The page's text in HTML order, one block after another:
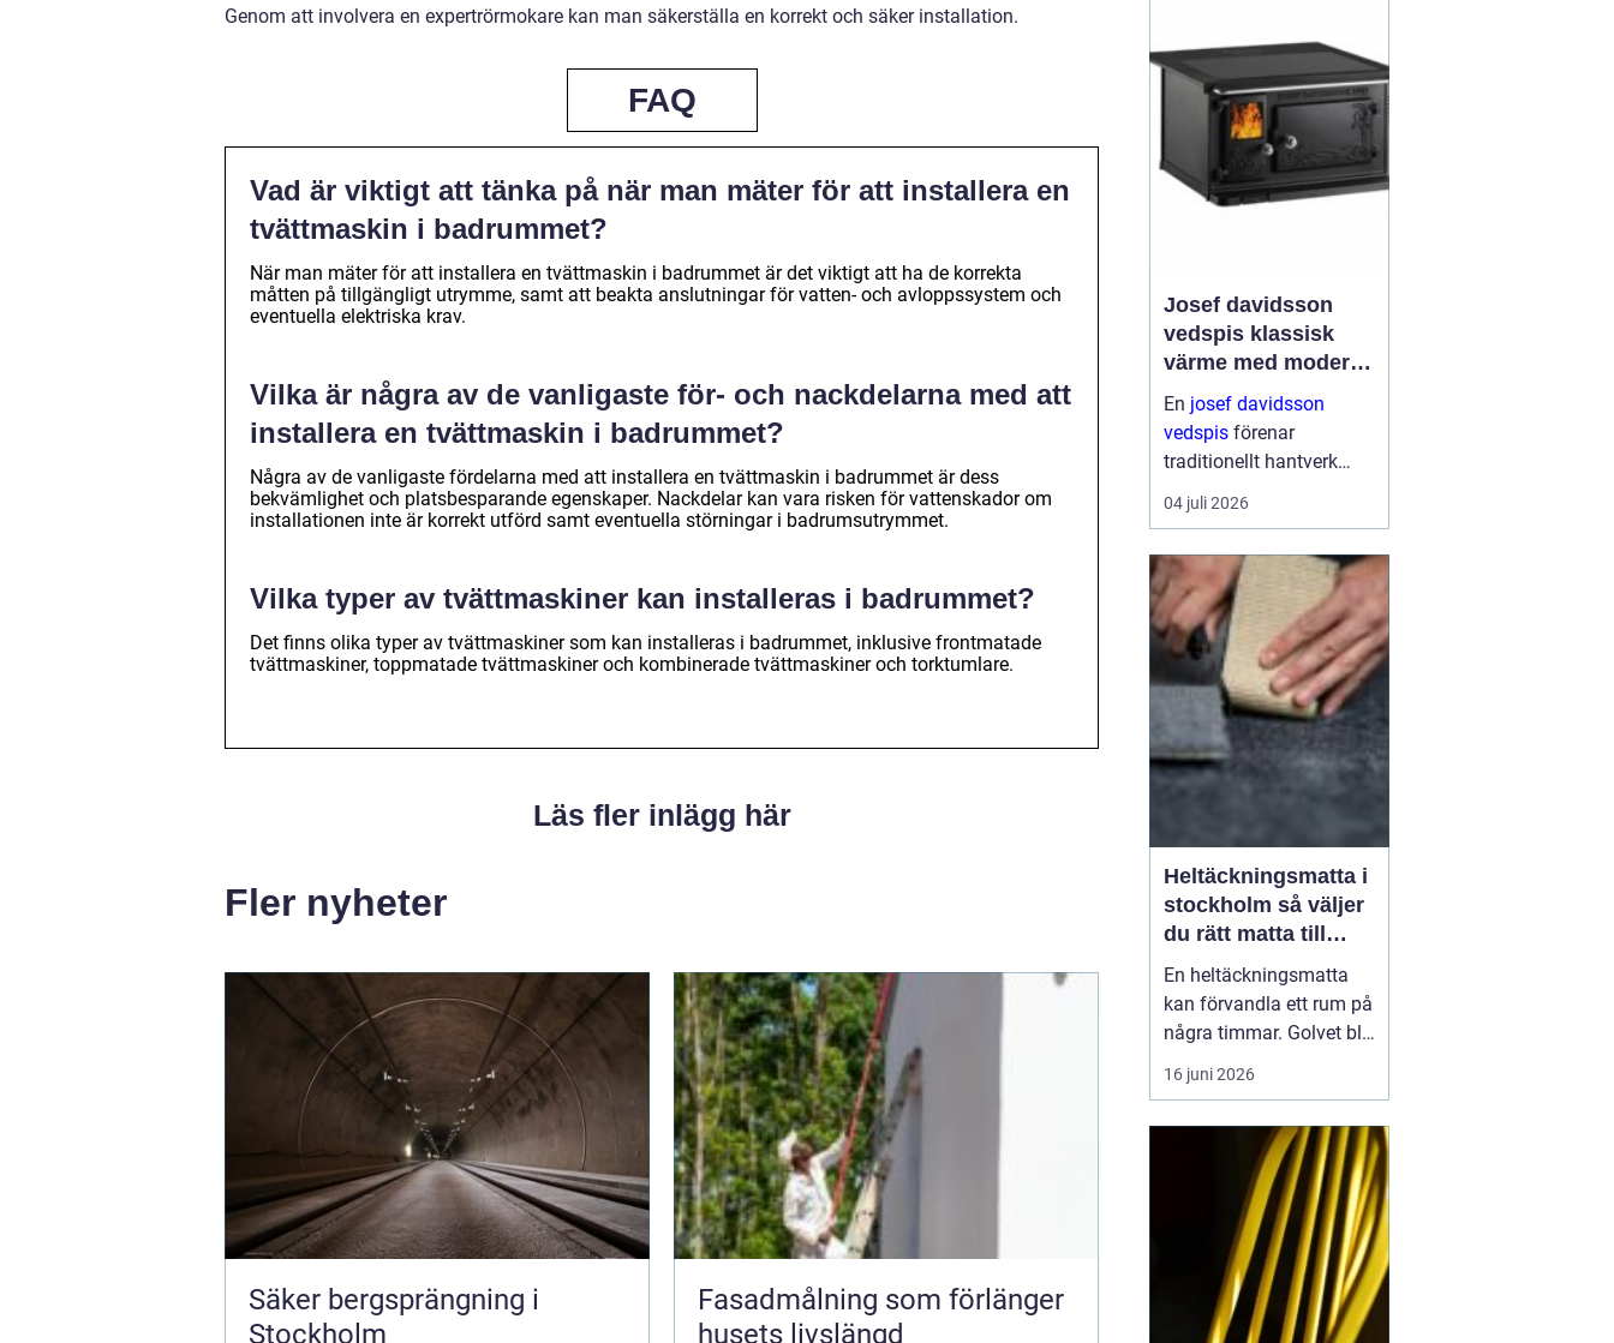
Genom att involvera en expertrörmokare kan man säkerställa en korrekt och säker installation.
FAQ
Vad är viktigt att tänka på när man mäter för att installera en
tvättmaskin i badrummet?
När man mäter för att installera en tvättmaskin i badrummet är det viktigt att ha de korrekta
måtten på tillgängligt utrymme, samt att beakta anslutningar för vatten- och avloppssystem och
eventuella elektriska krav.
Vilka är några av de vanligaste för- och nackdelarna med att
installera en tvättmaskin i badrummet?
Några av de vanligaste fördelarna med att installera en tvättmaskin i badrummet är dess
bekvämlighet och platsbesparande egenskaper. Nackdelar kan vara risken för vattenskador om
installationen inte är korrekt utförd samt eventuella störningar i badrumsutrymmet.
Vilka typer av tvättmaskiner kan installeras i badrummet?
Det finns olika typer av tvättmaskiner som kan installeras i badrummet, inklusive frontmatade
tvättmaskiner, toppmatade tvättmaskiner och kombinerade tvättmaskiner och torktumlare.
Läs fler inlägg här
Fler nyheter
Säker bergsprängning i
Stockholm
Fasadmålning som förlänger
husets livslängd
av stabila fundament
för...
Josef davidsson
vedspis klassisk
värme med modern
funktion
En josef davidsson
vedspis förenar
traditionellt hantverk
med dagens krav på
effektiv, trygg och
uppvärmning. Många
uppskattar känslan av
en levande eld i köket,...
04 juli 2026
Heltäckningsmatta i
stockholm så väljer
du rätt matta till
hem och kontor
En heltäckningsmatta
kan förvandla ett rum på
några timmar. Golvet blir
mjukare, ljudnivån
sjunker och hela miljön
Stockholm syns trenden
tydligt både i hem och
på kontor. Samtidigt har
många kvar en gammal
bild av heltäckningsma...
16 juni 2026